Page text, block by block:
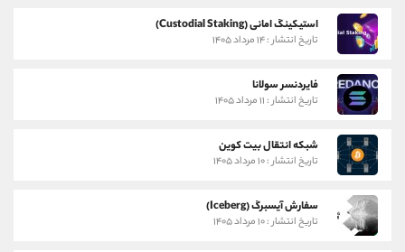
استیکینگ امانی (Custodial Staking)
تاریخ انتشار : ۱۴ مرداد ۱۴۰۵
فایردنسر سولانا
تاریخ انتشار : ۱۱ مرداد ۱۴۰۵
شبکه انتقال بیت کوین
تاریخ انتشار : ۱۰ مرداد ۱۴۰۵
سفارش آیسبرگ (Iceberg)
تاریخ انتشار : ۱۰ مرداد ۱۴۰۵